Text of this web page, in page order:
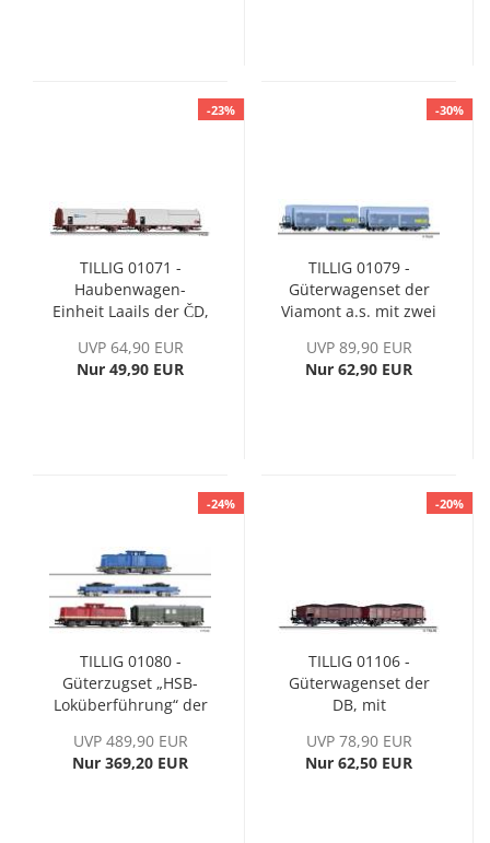
-23%
TILLIG 01071 -
Haubenwagen-
Einheit Laails der ČD,
UVP 64,90 EUR
Nur 49,90 EUR
-30%
TILLIG 01079 -
Güterwagenset der
Viamont a.s. mit zwei
Falls
UVP 89,90 EUR
Nur 62,90 EUR
-24%
TILLIG 01080 -
Güterzugset „HSB-
Loküberführung“ der
BR 204, Ep. VI
UVP 489,90 EUR
Nur 369,20 EUR
-20%
TILLIG 01106 -
Güterwagenset der
DB, mit
III
UVP 78,90 EUR
Nur 62,50 EUR